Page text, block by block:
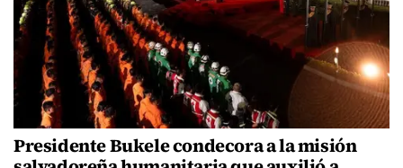
Presidente Bukele condecora a la misión